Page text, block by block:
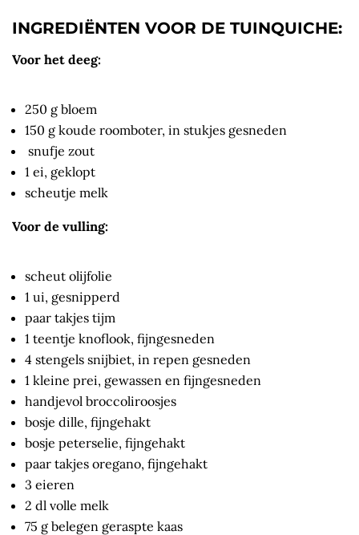
INGREDIËNTEN VOOR DE TUINQUICHE:
Voor het deeg:
250 g bloem
150 g koude roomboter, in stukjes gesneden
snufje zout
1 ei, geklopt
scheutje melk
Voor de vulling:
scheut olijfolie
1 ui, gesnipperd
paar takjes tijm
1 teentje knoflook, fijngesneden
4 stengels snijbiet, in repen gesneden
1 kleine prei, gewassen en fijngesneden
handjevol broccoliroosjes
bosje dille, fijngehakt
bosje peterselie, fijngehakt
paar takjes oregano, fijngehakt
3 eieren
2 dl volle melk
75 g belegen geraspte kaas